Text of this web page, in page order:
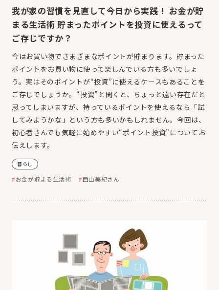
我が家の習慣を見直して今日から実践！ お金が貯
まる生活術 貯まったポイントを投資に使えるって
ご存じですか？
今はお買い物でさまざまなポイントが貯まります。貯まった
ポイントをお買い物に使って楽しんでいる方も多いでしょ
う。実はそのポイントが“投資”に使えるケースもあることを
ご存じでしょうか。“投資”と聞くと、ちょっと遠い存在だと
思ってしまいますが、持っているポイントを使えるなら「試
してみようかな」という方も多いかもしれません。今回は、
初心者さんでも気軽に始めやすい“ポイント投資”についてお
伝えします。
暮らし
お金が貯まる生活術 西山美紀さん